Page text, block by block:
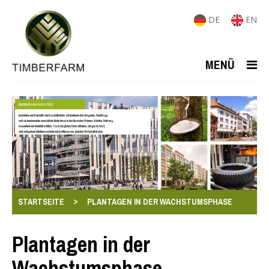
DE EN
MENÜ
IMMOBILIEN UND ROHSTOFFE
Immobilien und Rohstoffe sind Geschäftsfelder mit kontinuierlich steigender Nachfrage,
weil sie fundamentale menschliche Bedürfnisse in den Bereichen Wohnen, Arbeiten, Nahrung,
Gesundheit und Mobilität erfüllen. Sie ermöglichen Diversifikation, steigen im Wert,
sind weitgehend inflationsresistent und profitieren von globalen Wirtschaftstrends.
STARTSEITE > PLANTAGEN IN DER WACHSTUMSPHASE
Plantagen in der